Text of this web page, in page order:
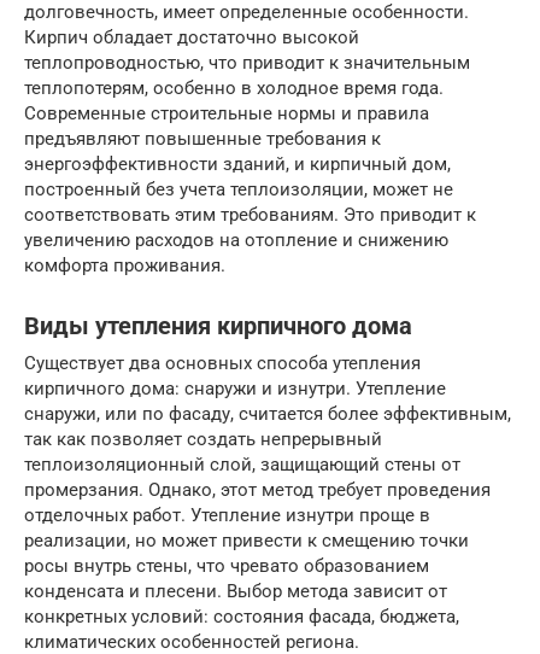
долговечность, имеет определенные особенности.
Кирпич обладает достаточно высокой
теплопроводностью, что приводит к значительным
теплопотерям, особенно в холодное время года.
Современные строительные нормы и правила
предъявляют повышенные требования к
энергоэффективности зданий, и кирпичный дом,
построенный без учета теплоизоляции, может не
соответствовать этим требованиям. Это приводит к
увеличению расходов на отопление и снижению
комфорта проживания.
Виды утепления кирпичного дома
Существует два основных способа утепления
кирпичного дома: снаружи и изнутри. Утепление
снаружи, или по фасаду, считается более эффективным,
так как позволяет создать непрерывный
теплоизоляционный слой, защищающий стены от
промерзания. Однако, этот метод требует проведения
отделочных работ. Утепление изнутри проще в
реализации, но может привести к смещению точки
росы внутрь стены, что чревато образованием
конденсата и плесени. Выбор метода зависит от
конкретных условий: состояния фасада, бюджета,
климатических особенностей региона.